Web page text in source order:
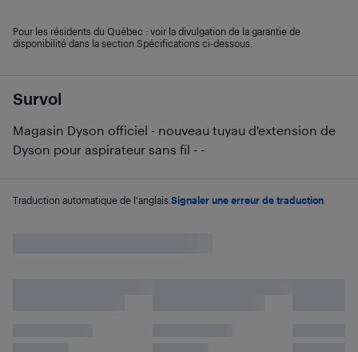
Survol
Magasin Dyson officiel - nouveau tuyau d'extension de
Dyson pour aspirateur sans fil - -
Traduction automatique de l'anglais. Signaler une erreur de traduction
Pour les résidents du Québec : voir la divulgation de la garantie de
disponibilité dans la section Spécifications ci-dessous.